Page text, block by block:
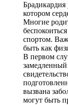
котором
Многие
спортом.
быть как
В первом
вызвана
могут быть